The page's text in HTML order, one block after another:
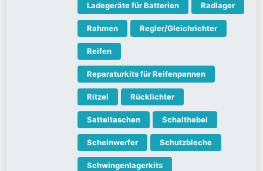
Ladegeräte für Batterien Radlager
Rahmen Regler/Gleichrichter
Reifen
Reparaturkits für Reifenpannen
Ritzel Rücklichter
Satteltaschen Schalthebel
Scheinwerfer Schutzbleche
Schwingenlagerkits